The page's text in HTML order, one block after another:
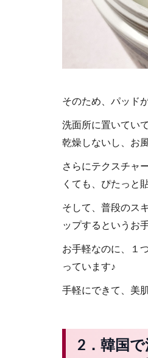
そのため、パッド
洗面所に置いてい
乾燥しないし、お
さらにテクスチャ
くても、ぴたっと
そして、普段のス
ップするというお
お手軽なのに、１
っています♪
手軽にできて、美
2．韓国